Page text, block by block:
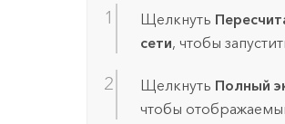
Щелкнуть
сети, чтобы
Щелкнуть Полный
чтобы